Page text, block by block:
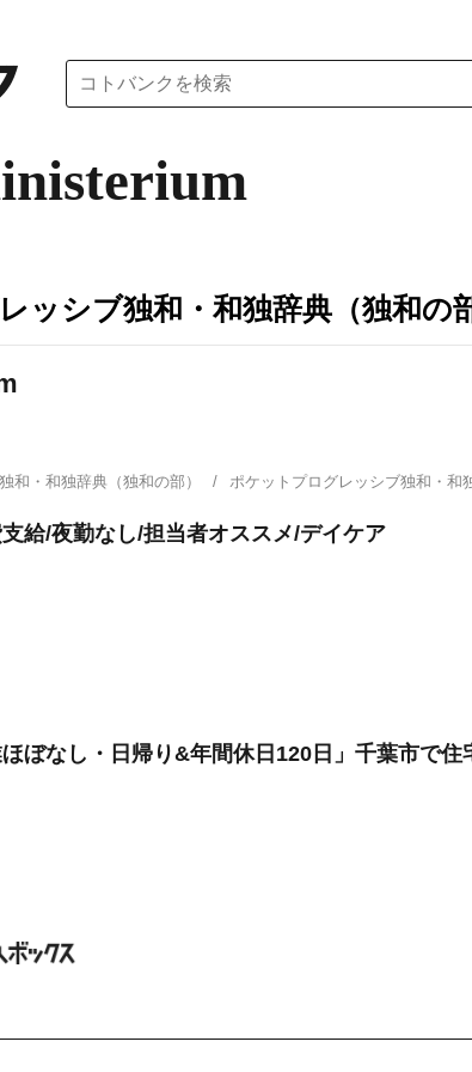
ッシブ独和・和独辞典（独和の
和・和独辞典（独和の部） ポケットプログレッシブ独和・
給/夜勤なし/担当者オススメ/デイケア
ぼなし・日帰り&年間休日120日」千葉市で